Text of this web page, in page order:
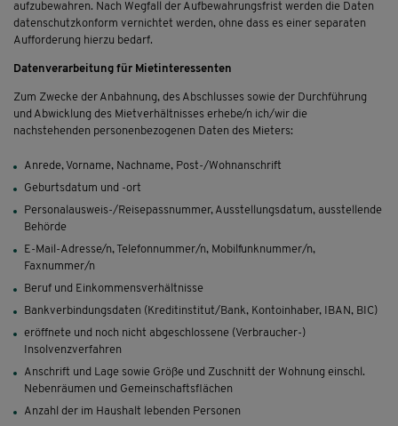
aufzubewahren. Nach Wegfall der Aufbewahrungsfrist werden die Daten
datenschutzkonform vernichtet werden, ohne dass es einer separaten
Aufforderung hierzu bedarf.
Datenverarbeitung für Mietinteressenten
Zum Zwecke der Anbahnung, des Abschlusses sowie der Durchführung
und Abwicklung des Mietverhältnisses erhebe/n ich/wir die
nachstehenden personenbezogenen Daten des Mieters:
Anrede, Vorname, Nachname, Post-/Wohnanschrift
Geburtsdatum und -ort
Personalausweis-/Reisepassnummer, Ausstellungsdatum, ausstellende
Behörde
E-Mail-Adresse/n, Telefonnummer/n, Mobilfunknummer/n,
Faxnummer/n
Beruf und Einkommensverhältnisse
Bankverbindungsdaten (Kreditinstitut/Bank, Kontoinhaber, IBAN, BIC)
eröffnete und noch nicht abgeschlossene (Verbraucher-)
Insolvenzverfahren
Anschrift und Lage sowie Größe und Zuschnitt der Wohnung einschl.
Nebenräumen und Gemeinschaftsflächen
Anzahl der im Haushalt lebenden Personen